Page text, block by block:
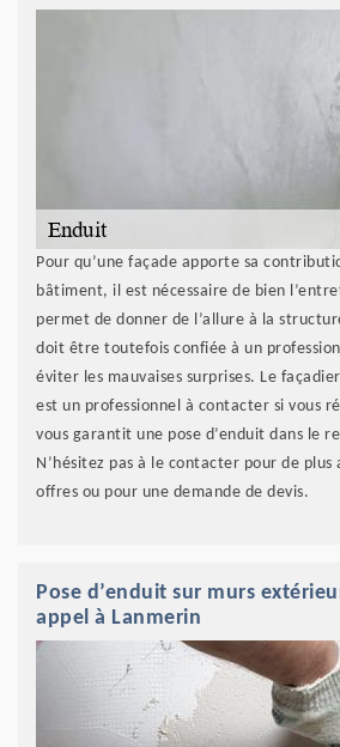
Pour qu’une façade apporte sa
bâtiment, il est nécessaire de bien
permet de donner de l’allure à la
doit être toutefois confiée à un
éviter les mauvaises surprises. Le
est un professionnel à contacter si vous
vous garantit une pose d’enduit dans le
N’hésitez pas à le contacter pour de plus
offres ou pour une demande de devis.
Pose d’enduit sur murs
appel à Lanmerin